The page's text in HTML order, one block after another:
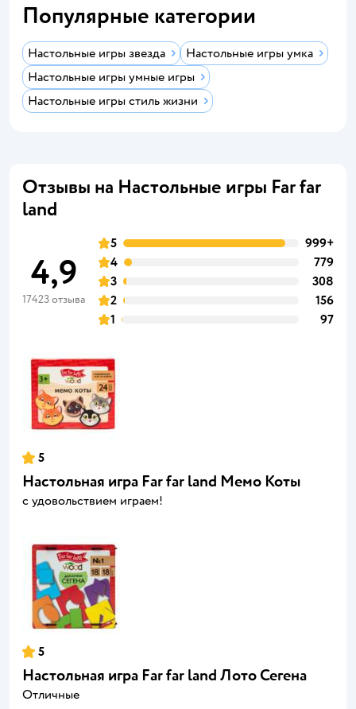
Популярные категории
Настольные игры звезда
Настольные игры умка
Настольные игры умные игры
Настольные игры стиль жизни
Отзывы на Настольные игры Far far
land
4,9
17423 отзыва
5
999+
4
779
3
308
2
156
1
97
5
Настольная игра Far far land Мемо Коты
с удовольствием играем!
5
Настольная игра Far far land Лото Сегена
Отличные